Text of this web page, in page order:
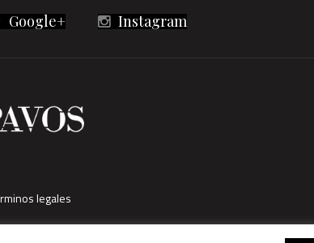
Google+ Instagram
legales